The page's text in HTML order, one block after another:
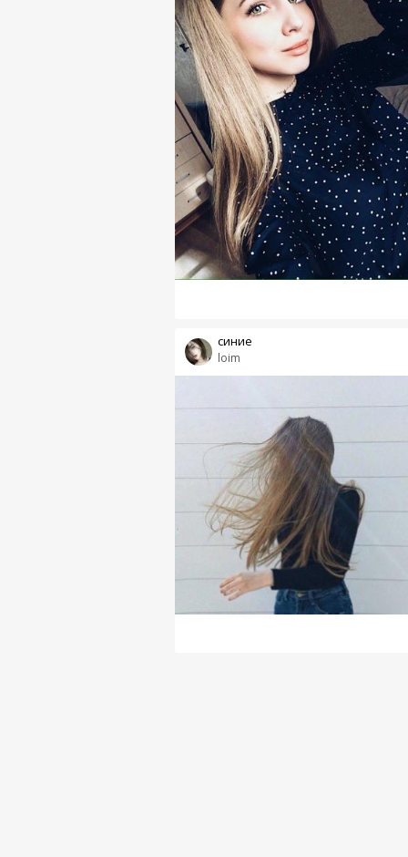
loim
синие